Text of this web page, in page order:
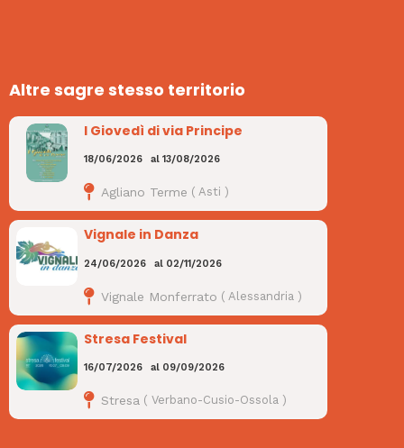
Altre sagre stesso territorio
I Giovedì di via Principe
18/06/2026 al 13/08/2026
Agliano Terme ( Asti )
Vignale in Danza
24/06/2026 al 02/11/2026
Vignale Monferrato ( Alessandria )
Stresa Festival
16/07/2026 al 09/09/2026
Stresa ( Verbano-Cusio-Ossola)